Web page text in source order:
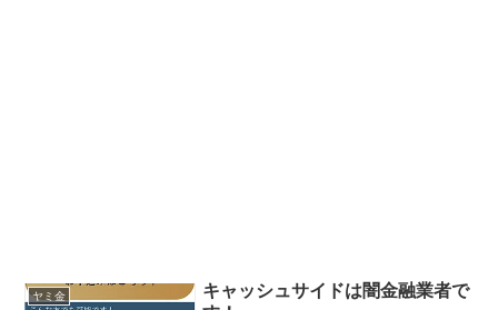
ヤミ金
キャッシュサイドは闇金融業者で